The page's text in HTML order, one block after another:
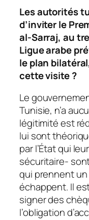
Les autorités
d’inviter le
al-Sarraj, au
Ligue arabe
le plan
cette visite ?
Le
Tunisie, n’a
légitimité est
lui sont
par l’État qui
sécuritaire-
qui prennent un
échappent. Il
signer des
l’obligation